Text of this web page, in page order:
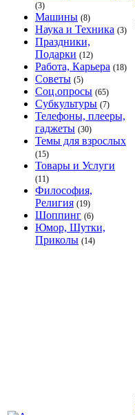
(3)
Машины (8)
Наука и Техника (3)
Праздники,
Подарки (12)
Работа, Карьера (18)
Советы (5)
Соц.опросы (65)
Субкультуры (7)
Телефоны, плееры,
гаджеты (30)
Темы для взрослых
(15)
Товары и Услуги
(11)
Философия,
Религия (19)
Шоппинг (6)
Юмор, Шутки,
Приколы (14)